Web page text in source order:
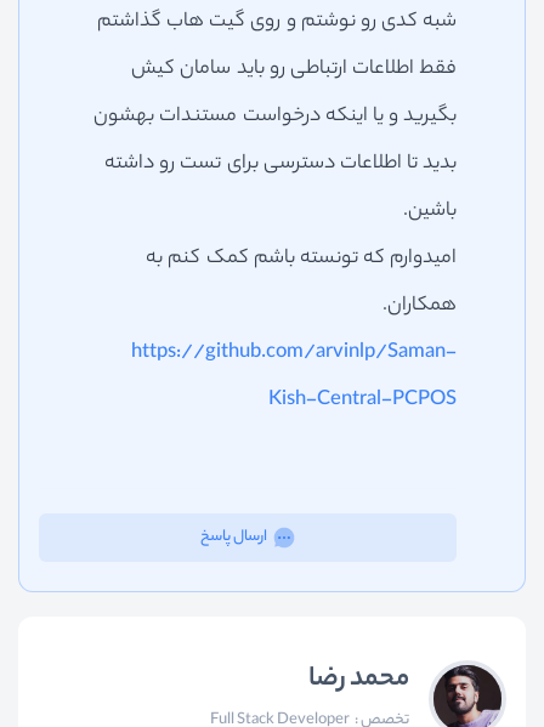
شبه کدی رو نوشتم و روی گیت هاب گذاشتم
فقط اطلاعات ارتباطی رو باید سامان کیش
بگیرید و یا اینکه درخواست مستندات بهشون
بدید تا اطلاعات دسترسی برای تست رو داشته
باشین.
امیدوارم که تونسته باشم کمک کنم به
همکاران.
https://github.com/arvinlp/Saman-
Kish-Central-PCPOS
ارسال پاسخ
محمد رضا
تخصص : Full Stack Developer